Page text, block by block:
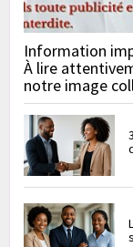
Information
À lire
notre image